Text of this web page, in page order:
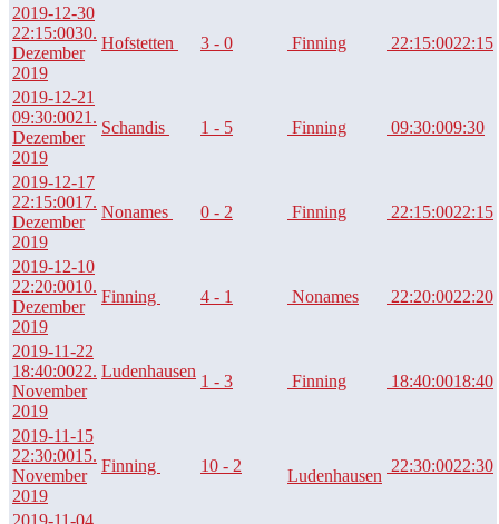
2019-12-30
22:15:0030.
Dezember
2019
Hofstetten 3 - 0 Finning 22:15:0022:15
2019-12-21
09:30:0021.
Dezember
2019
Schandis 1 - 5 Finning 09:30:009:30
2019-12-17
22:15:0017.
Dezember
2019
Nonames 0 - 2 Finning 22:15:0022:15
2019-12-10
22:20:0010.
Dezember
2019
Finning 4 - 1 Nonames 22:20:0022:20
2019-11-22
18:40:0022.
November
2019
Ludenhausen
1 - 3 Finning 18:40:0018:40
2019-11-15
22:30:0015.
November
2019
Finning 10 - 2
Ludenhausen
22:30:0022:30
2019-11-04